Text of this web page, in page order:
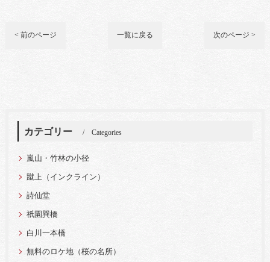
< 前のページ 一覧に戻る 次のページ >
カテゴリー Categories
嵐山・竹林の小径
蹴上（インクライン）
詩仙堂
祇園巽橋
白川一本橋
無料のロケ地（桜の名所）